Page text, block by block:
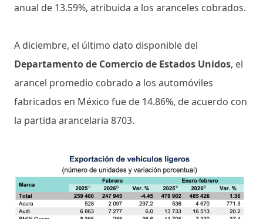
anual de 13.59%, atribuida a los aranceles cobrados.
A diciembre, el último dato disponible del
Departamento de Comercio de Estados Unidos, el
arancel promedio cobrado a los automóviles
fabricados en México fue de 14.86%, de acuerdo con
la partida arancelaria 8703.